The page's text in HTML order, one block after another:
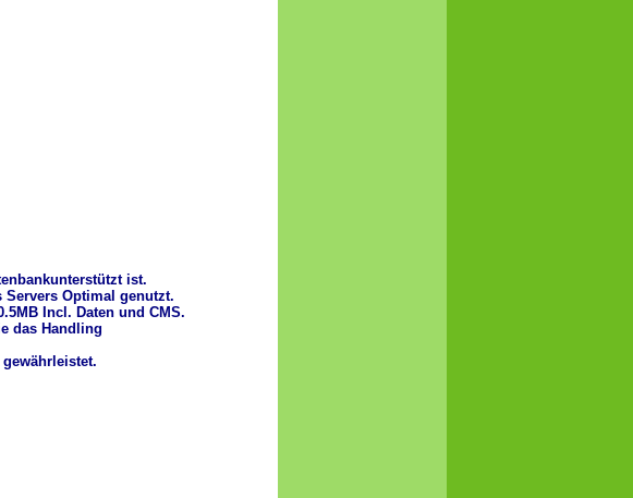
ist.
Servers Optimal genutzt.
Incl. Daten und CMS.
das Handling